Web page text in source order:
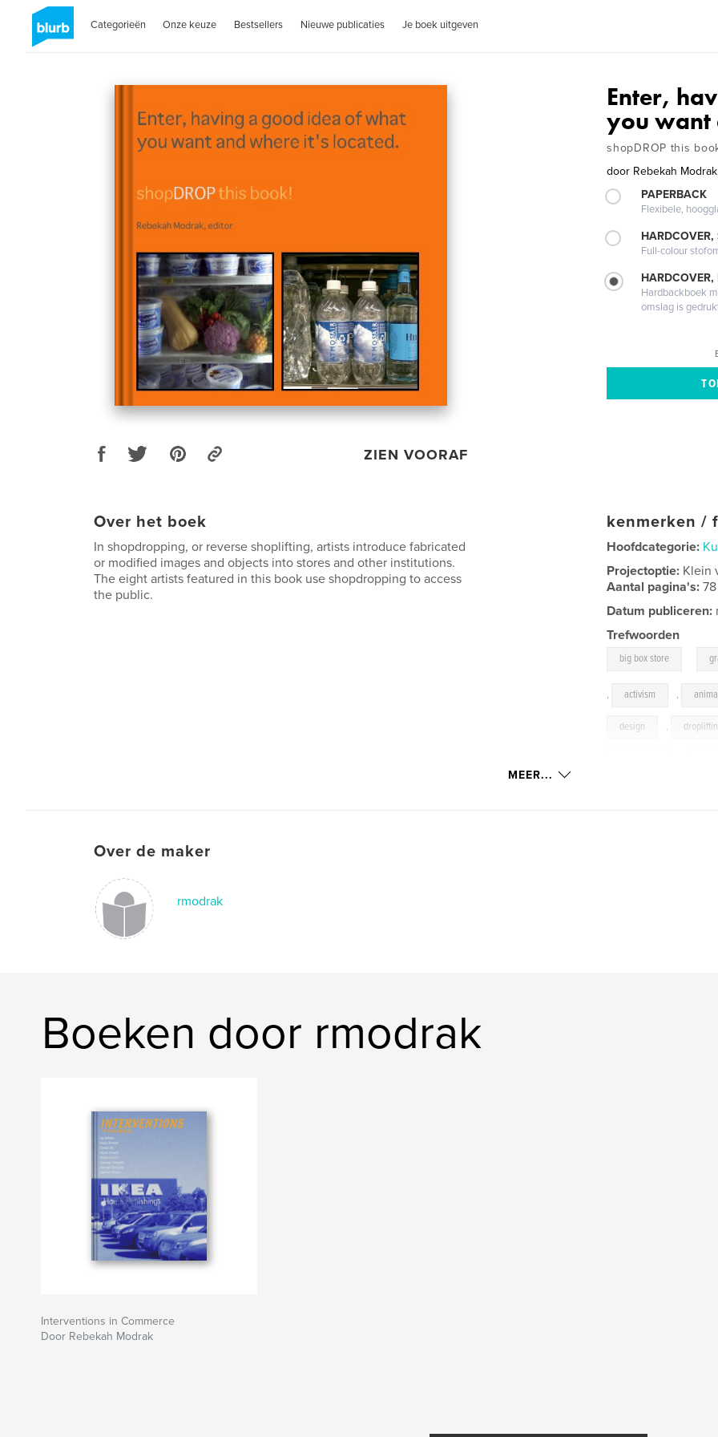
Categorieën Onze keuze Bestsellers Nieuwe publicaties Je boek uitgeven
ZIEN VOORAF
Enter,
you want
shopDROP this
door Rebekah
PAPERBACK
Flexibele,
HARDCOVER,
Full-colour
Hardbackboek
omslag is
Over het boek
In shopdropping, or reverse shoplifting, artists introduce fabricated
or modified images and objects into stores and other institutions.
The eight artists featured in this book use shopdropping to access
the public.
kenmerken /
Hoofdcategorie:
Projectoptie: Klein
Aantal pagina's:78
Datum publiceren:
Trefwoorden
big box store
, activism ,
design ,
MEER...
Over de maker
rmodrak
Boeken door rmodrak
Interventions in Commerce
Door Rebekah Modrak